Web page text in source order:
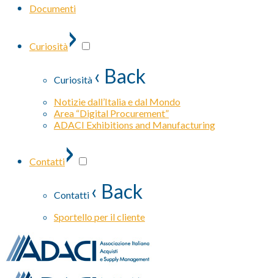
Documenti
Curiosità›
Curiosità ‹ Back
Notizie dall’Italia e dal Mondo
Area “Digital Procurement”
ADACI Exhibitions and Manufacturing
Contatti›
Contatti ‹ Back
Sportello per il cliente